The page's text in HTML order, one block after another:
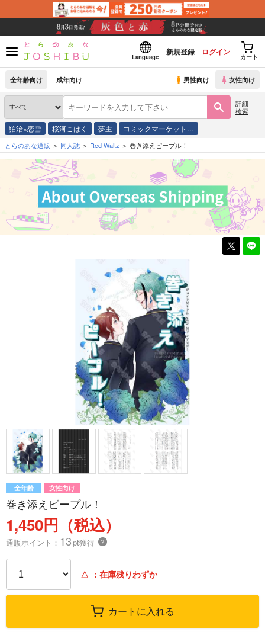
Language
新規登録 ログイン
カート
全年齢向け 成年向け 男性向け 女性向け
詳細
検索
狛治×恋雪 桜河こはく 夢主 コミックマーケット…
とらのあな通販 同人誌 Red Waltz 巻き添えピープル！
全年齢 女性向け
巻き添えピープル！
1,450円（税込）
通販ポイント： 13pt獲得 ？
△ ：在庫残りわずか
カートに入れる